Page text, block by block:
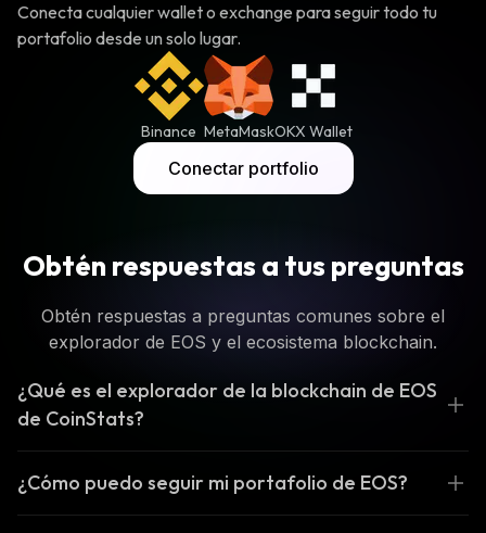
Conecta cualquier wallet o exchange para seguir todo tu
portafolio desde un solo lugar.
Binance MetaMaskOKX Wallet
Conectar portfolio
Obtén respuestas a tus preguntas
Obtén respuestas a preguntas comunes sobre el
explorador de EOS y el ecosistema blockchain.
¿Qué es el explorador de la blockchain de EOS
de CoinStats?
¿Cómo puedo seguir mi portafolio de EOS?